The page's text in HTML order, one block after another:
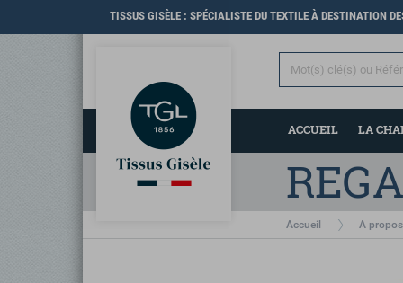
ACCUEIL LA
Accueil A propos
TISSUS GISÈLE : SPÉCIALISTE DU TEXTILE À DESTINATION